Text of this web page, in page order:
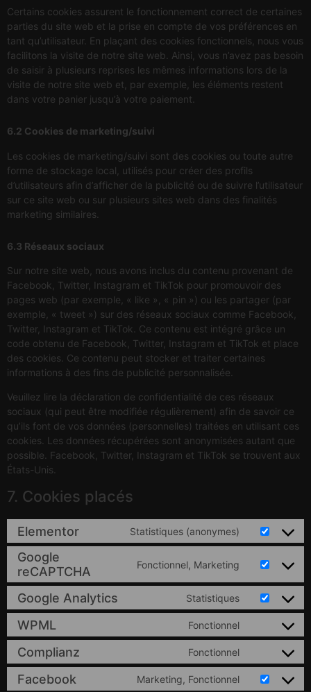
Certains cookies assurent le fonctionnement correct de certaines
parties du site web et la prise en compte de vos préférences en
tant qu’utilisateur. En plaçant des cookies fonctionnels, nous vous
facilitons la visite de notre site web. Ainsi, vous n’avez pas besoin
de saisir à plusieurs reprises les mêmes informations lors de la
visite de notre site web et, par exemple, les éléments restent
dans votre panier jusqu’à votre paiement.
6.2 Cookies de marketing/suivi
Les cookies de marketing/suivi sont des cookies ou toute autre
forme de stockage local, utilisés pour créer des profils
d’utilisateurs afin d’afficher de la publicité ou de suivre l’utilisateur
sur ce site web ou sur plusieurs sites web dans des finalités
marketing similaires.
6.3 Réseaux sociaux
Sur notre site web, nous avons inclus du contenu provenant de
Facebook, Twitter, Instagram et TikTok pour promouvoir des
pages web (par exemple, « like », « pin ») ou les partager (par
exemple, « tweet ») sur des réseaux sociaux comme Facebook,
Twitter, Instagram et TikTok. Ce contenu est intégré grâce un
code obtenu de Facebook, Twitter, Instagram et TikTok et place
des cookies. Ce contenu peut stocker et traiter certaines
informations à des fins de publicité personnalisée.
Veuillez lire la déclaration de confidentialité de ces réseaux
sociaux (qui peut être modifiée régulièrement) afin de savoir ce
qu’ils font de vos données (personnelles) traitées en utilisant ces
cookies. Les données récupérées sont anonymisées autant que
possible. Facebook, Twitter, Instagram et TikTok se trouvent aux
États-Unis.
7. Cookies placés
Elementor Statistiques (anonymes)
Google
reCAPTCHA
Fonctionnel, Marketing
Google Analytics Statistiques
WPML Fonctionnel
Complianz Fonctionnel
Facebook Marketing, Fonctionnel